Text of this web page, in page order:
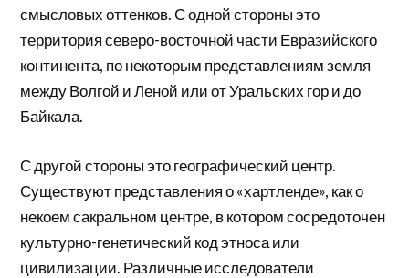
смысловых оттенков. С одной стороны это
территория северо-восточной части Евразийского
континента, по некоторым представлениям земля
между Волгой и Леной или от Уральских гор и до
Байкала.
С другой стороны это географический центр.
Существуют представления о «хартленде», как о
некоем сакральном центре, в котором сосредоточен
культурно-генетический код этноса или
цивилизации. Различные исследователи